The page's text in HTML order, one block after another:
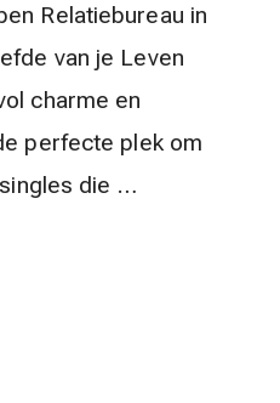
Relatiebureau in
van je Leven
charme en
perfecte plek om
die …